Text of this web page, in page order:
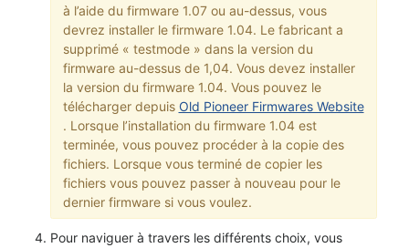
à l’aide du firmware 1.07 ou au-dessus, vous
devrez installer le firmware 1.04. Le fabricant a
supprimé « testmode » dans la version du
firmware au-dessus de 1,04. Vous devez installer
la version du firmware 1.04. Vous pouvez le
télécharger depuis Old Pioneer Firmwares Website
. Lorsque l’installation du firmware 1.04 est
terminée, vous pouvez procéder à la copie des
fichiers. Lorsque vous terminé de copier les
fichiers vous pouvez passer à nouveau pour le
dernier firmware si vous voulez.
Pour naviguer à travers les différents choix, vous